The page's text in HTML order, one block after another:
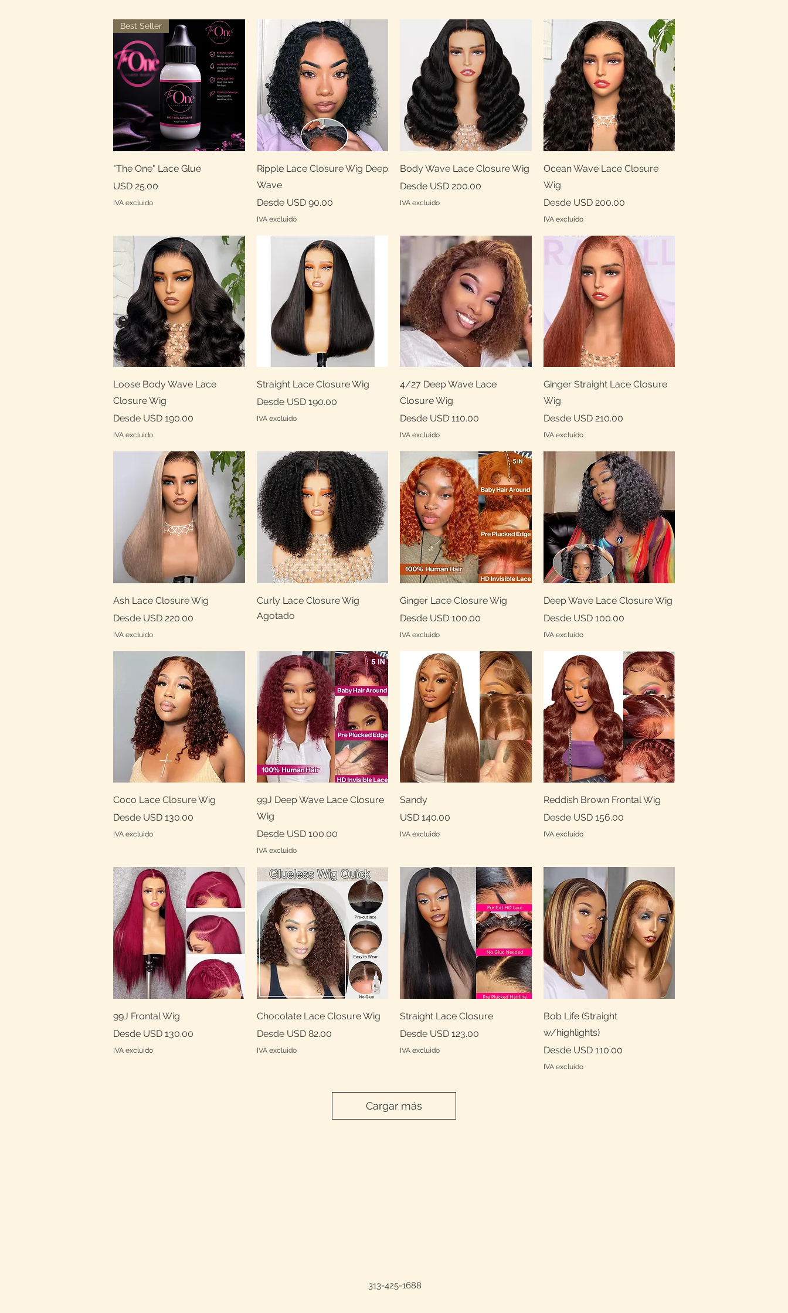
Vista rápida
Best Seller
"The One" Lace Glue
Precio
USD 25.00
IVA excluido
Vista rápida
Ripple Lace Closure Wig Deep
Wave
Desde USD 90.00
Precio de oferta
IVA excluido
Vista rápida
Body Wave Lace Closure Wig
Desde USD 200.00
Precio de oferta
IVA excluido
Vista rápida
Ocean Wave Lace Closure
Wig
Desde USD 200.00
Precio de oferta
IVA excluido
Vista rápida
Loose Body Wave Lace
Closure Wig
Desde USD 190.00
Precio de oferta
IVA excluido
Vista rápida
Straight Lace Closure Wig
Desde USD 190.00
Precio de oferta
IVA excluido
Vista rápida
4/27 Deep Wave Lace
Closure Wig
Desde USD 110.00
Precio de oferta
IVA excluido
Vista rápida
Ginger Straight Lace Closure
Wig
Desde USD 210.00
Precio de oferta
IVA excluido
Vista rápida
Ash Lace Closure Wig
Desde USD 220.00
Precio de oferta
IVA excluido
Vista rápida
Curly Lace Closure Wig
Agotado
Vista rápida
Ginger Lace Closure Wig
Desde USD 100.00
Precio de oferta
IVA excluido
Vista rápida
Deep Wave Lace Closure Wig
Desde USD 100.00
Precio de oferta
IVA excluido
Vista rápida
Coco Lace Closure Wig
Desde USD 130.00
Precio de oferta
IVA excluido
Vista rápida
99J Deep Wave Lace Closure
Wig
Desde USD 100.00
Precio de oferta
IVA excluido
Sandy
Precio
USD 140.00
IVA excluido
Vista rápida
Reddish Brown Frontal Wig
Desde USD 156.00
Precio de oferta
IVA excluido
Vista rápida
99J Frontal Wig
Desde USD 130.00
Precio de oferta
IVA excluido
Vista rápida
Chocolate Lace Closure Wig
Desde USD 82.00
Precio de oferta
IVA excluido
Vista rápida
Straight Lace Closure
Desde USD 123.00
Precio de oferta
IVA excluido
Vista rápida
Bob Life (Straight
w/highlights)
Desde USD 110.00
Precio de oferta
IVA excluido
Cargar más
313-425-1688